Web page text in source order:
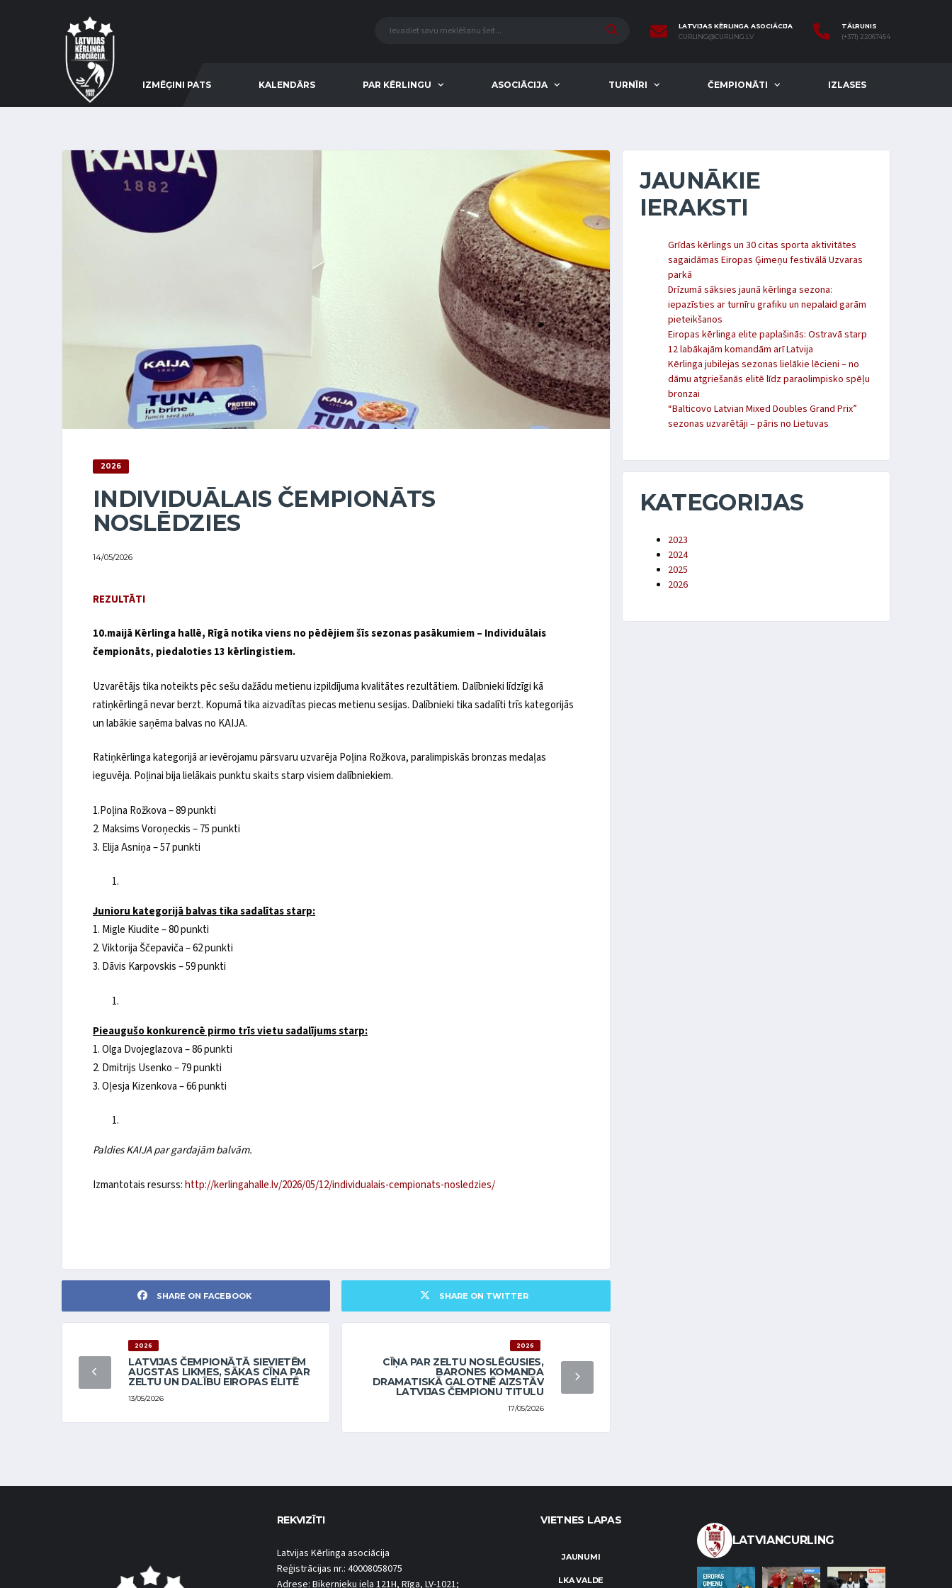
LATVIJAS KĒRLINGA ASOCIĀCIJA
CURLING@CURLING.LV
TĀLRUNIS
(+371) 22067454
IZMĒĢINI PATS KALENDĀRS PAR KĒRLINGU ASOCIĀCIJA TURNĪRI ČEMPIONĀTI IZLASES
2026
INDIVIDUĀLAIS ČEMPIONĀTS
NOSLĒDZIES
14/05/2026
REZULTĀTI
10.maijā Kērlinga hallē, Rīgā notika viens no pēdējiem šīs sezonas pasākumiem – Individuālais
čempionāts, piedaloties 13 kērlingistiem.
Uzvarētājs tika noteikts pēc sešu dažādu metienu izpildījuma kvalitātes rezultātiem. Dalībnieki līdzīgi kā
ratiņkērlingā nevar berzt. Kopumā tika aizvadītas piecas metienu sesijas. Dalībnieki tika sadalīti trīs kategorijās
un labākie saņēma balvas no KAIJA.
Ratiņkērlinga kategorijā ar ievērojamu pārsvaru uzvarēja Poļina Rožkova, paralimpiskās bronzas medaļas
ieguvēja. Poļinai bija lielākais punktu skaits starp visiem dalībniekiem.
1.Poļina Rožkova – 89 punkti
2. Maksims Voroņeckis – 75 punkti
3. Elija Asniņa – 57 punkti
Junioru kategorijā balvas tika sadalītas starp:
1. Migle Kiudite – 80 punkti
2. Viktorija Ščepaviča – 62 punkti
3. Dāvis Karpovskis – 59 punkti
Pieaugušo konkurencē pirmo trīs vietu sadalījums starp:
1. Olga Dvojeglazova – 86 punkti
2. Dmitrijs Usenko – 79 punkti
3. Oļesja Kizenkova – 66 punkti
Paldies KAIJA par gardajām balvām.
Izmantotais resurss:http://kerlingahalle.lv/2026/05/12/individualais-cempionats-nosledzies/
SHARE ON FACEBOOK SHARE ON TWITTER
2026
LATVIJAS ČEMPIONĀTĀ SIEVIETĒM
AUGSTAS LIKMES, SĀKAS CĪŅA PAR
ZELTU UN DALĪBU EIROPAS ELITĒ
13/05/2026
2026
CĪŅA PAR ZELTU NOSLĒGUSIES,
BARONES KOMANDA
DRAMATISKĀ GALOTNĒ AIZSTĀV
LATVIJAS ČEMPIONU TITULU
17/05/2026
JAUNĀKIE
IERAKSTI
Grīdas kērlings un 30 citas sporta aktivitātes
sagaidāmas Eiropas Ģimeņu festivālā Uzvaras
parkā
Drīzumā sāksies jaunā kērlinga sezona:
iepazīsties ar turnīru grafiku un nepalaid garām
pieteikšanos
Eiropas kērlinga elite paplašinās: Ostravā starp
12 labākajām komandām arī Latvija
Kērlinga jubilejas sezonas lielākie lēcieni – no
dāmu atgriešanās elitē līdz paraolimpisko spēļu
bronzai
“Balticovo Latvian Mixed Doubles Grand Prix”
sezonas uzvarētāji – pāris no Lietuvas
KATEGORIJAS
2023
2024
2025
2026
REKVIZĪTI
Latvijas Kērlinga asociācija
Reģistrācijas nr.: 40008058075
Adrese: Biķernieku iela 121H, Rīga, LV-1021;
VIETNES LAPAS
JAUNUMI
LKA VALDE
LATVIANCURLING